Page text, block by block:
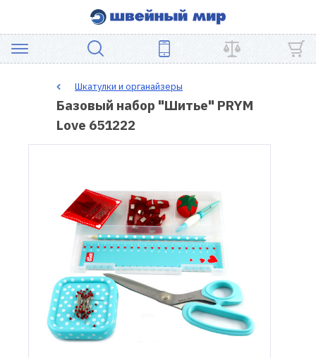
ШВЕЙНОЕ
ОБОРУДОВАНИЕ
ПЭЧВОРКА
АКСЕССУАРЫ
УЦЕНКА
Шкатулки и органайзеры
Базовый набор "Шитье" PRYM
Love 651222